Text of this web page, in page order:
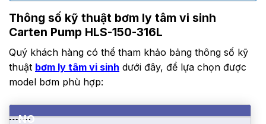
Thông số kỹ thuật bơm ly tâm vi sinh
Carten Pump HLS-150-316L
Quý khách hàng có thể tham khảo bảng thông số kỹ
thuật bơm ly tâm vi sinh dưới đây, để lựa chọn được
model bơm phù hợp:
NO